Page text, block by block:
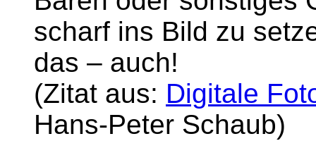
scharf ins Bild zu
das – auch!
(Zitat aus: Digitale
Hans-Peter Schaub)